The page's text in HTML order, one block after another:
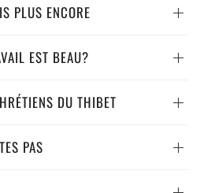
PLUS ENCORE
EST BEAU?
DU THIBET
PAS